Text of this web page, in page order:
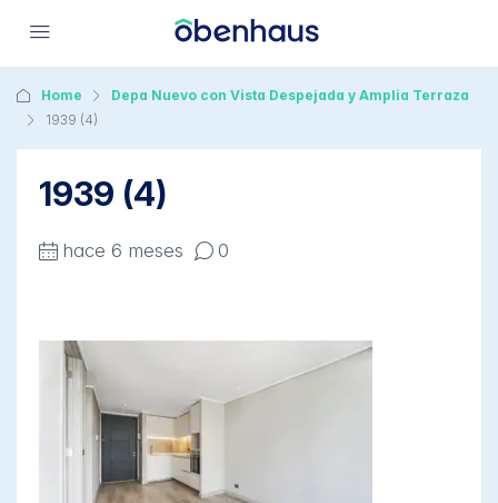
Home
Depa Nuevo con Vista Despejada y Amplia Terraza
1939 (4)
1939 (4)
hace 6 meses 0